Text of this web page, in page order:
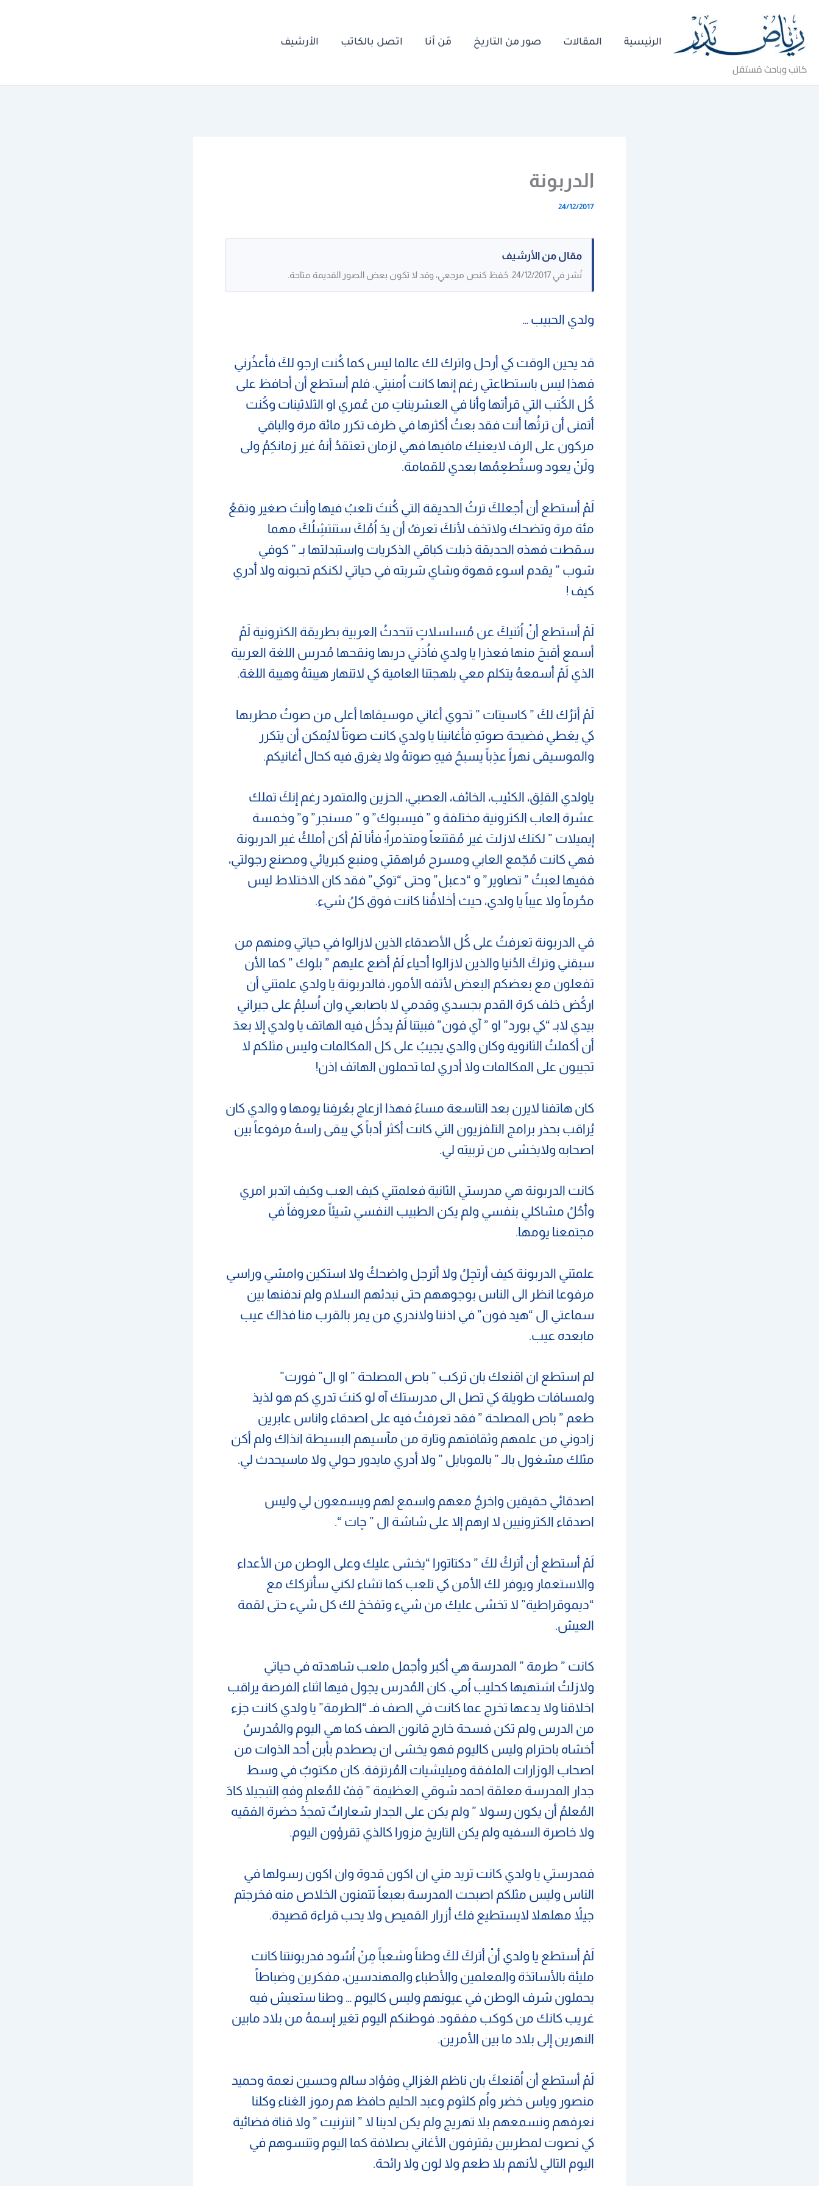
المحتوى
كاتب وباحث مُستقل
الرئيسية المقالات صور من التاريخ مَن أنا اتصل بالكاتب الأرشيف
الدربونة
24/12/2017
مقال من الأرشيف
نُشر في 24/12/2017. حُفظ كنص مرجعي، وقد لا تكون بعض الصور القديمة متاحة.
ولدي الحبيب …
قد يحين الوقت كي أرحل واترك لك عالما ليس كما كُنت ارجو لكَ فأعذُرني
فهذا ليس باستطاعتي رغم إنها كانت اُمنيتي. فلم أستطع أن أحافظ على
كُل الكُتب التي قرأتها وأنا في العشريناتِ من عُمري او الثلاثينات وكُنت
أتمنى أن ترثُها أنت فقد بعتُ أكثرها في ظرف تكرر مائة مرة والباقي
مركون على الرف لايعنيك مافيها فهي لزمان تعتقدُ أنهُ غير زمانكِمُ ولى
ولَنْ يعود وستُطعِمُها بعدي للقمامة.
لَمْ أستطع أن أجعلكَ ترثُ الحديقة التي كُنتَ تلعبُ فيها وأنتَ صغير وتقعُ
مئة مرة وتضحك ولاتخف لأنكَ تعرفُ أن يدَ اُمُكَ ستنتشِلُكَ مهما
سقطت فهذه الحديقة ذبلت كباقي الذكريات واستبدلتها بـ ” كوفي
شوب ” يقدم اسوء قهوة وشاي شربته في حياتي لكنكم تحبونه ولا أدري
كيف !
لَمْ أستطع أنْ اُثنيكَ عن مُسلسلاتٍ تتحدثُ العربية بطريقة الكترونية لَمْ
أسمع أقبحَ منها فعذرا يا ولدي فاُذني دربها ونقحها مُدرس اللغة العربية
الذي لَمْ أسمعهُ يتكلم معي بلهجتنا العامية كي لاتنهار هيبتهُ وهيبة اللغة.
لَمْ أترُك لكَ ” كاسيتات ” تحوي أغاني موسيقاها أعلى من صوتُ مطربها
كي يغطي فضيحة صوتهِ فأغانينا يا ولدي كانت صوتاً لايُمكن أن يتكرر
والموسيقى نهراً عذِباً يسبحُ فيهِ صوتهُ ولا يغرق فيه كحال أغانيكم.
ياولدي القلِق، الكئيب، الخائف، العصبي، الحزين والمتمرد رغم إنكَ تملك
عشرة العاب الكترونية مختلفة و ” فيسبوك” و ” مسنجر” و” وخمسة
إيميلات ” لكنك لازلتَ غير مُقتنعاً ومتذمراً؛ فأنا لَمْ أكن أملكُ غير الدربونة
فهي كانت مُجّمع العابي ومسرح مُراهقتي ومنبع كبريائي ومصنع رجولتي،
ففيها لعبتُ ” تصاوير” و “دعبل” وحتى “توكي” فقد كان الاختلاط ليس
محُرماً ولا عيباً يا ولدي، حيث أخلاقُنا كانت فوق كلُ شيء.
في الدربونة تعرفتُ على كُل الأصدقاء الذين لازالوا في حياتي ومنهم من
سبقني وتركَ الدُنيا والذين لازالوا أحياء لَمْ أضع عليهم ” بلوك ” كما الأن
تفعلون مع بعضكم البعض لأتفه الأمور، فالدربونة يا ولدي علمتني أن
اركُض خلف كرة القدم بجسدي وقدمي لا باصابعي وان اُسلِمُ على جيراني
بيدي لابـ “كي بورد” او ” آي فون” فبيتنا لَمْ يدخُل فيه الهاتف يا ولدي إلا بعدَ
أن أكملتُ الثانوية وكان والدي يجيبُ على كل المكالمات وليس مثلكم لا
تجيبون على المكالمات ولا أدري لما تحملون الهاتف اذن!
كان هاتفنا لايرن بعد التاسعة مساءً فهذا ازعاج بعُرفِنا يومها و والدي كان
يُراقب بحذر برامج التلفزيون التي كانت أكثر أدباً كي يبقى راسهُ مرفوعاً بين
اصحابه ولايخشى من تربيته لي.
كانت الدربونة هي مدرستي الثانية فعلمتني كيف العب وكيف اتدبر امري
وأحُلُ مشاكلي بنفسي ولم يكن الطبيب النفسي شيئاً معروفاً في
مجتمعنا يومها.
علمتني الدربونة كيف أرتجِلُ ولا أترجل واضحكُ ولا استكين وامشي وراسي
مرفوعا انظر الى الناس بوجوههم حتى نبدئهم السلام ولم ندفنها بين
سماعتي ال “هيد فون” في اذننا ولاندري من يمر بالقرب منا فذاك عيب
مابعده عيب.
لم استطع ان اقنعك بان تركب ” باص المصلحة ” او ال” فورت”
ولمسافات طويلة كي تصل الى مدرستك آه لو كنتَ تدري كم هو لذيذ
طعم ” باص المصلحة ” فقد تعرفتُ فيه على اصدقاء واناس عابرين
زادوني من علمهم وثقافتهم وتارة من مآسيهم البسيطة انذاك ولم أكن
مثلك مشغول بالـ ” بالموبايل ” ولا أدري مايدور حولي ولا ماسيحدث لي.
اصدقائي حقيقين واخرجُ معهم واسمع لهم ويسمعون لي وليس
اصدقاء الكترونيين لا ارهم إلا على شاشة ال ” چات “.
لَمْ أستطع أن أتركُ لكَ ” دكتاتورا “يخشى عليك وعلى الوطن من الأعداء
والاستعمار ويوفر لك الأمن كي تلعب كما تشاء لكني سأتركك مع
“ديموقراطية” لا تخشى عليك من شيء وتفخخ لك كل شيء حتى لقمة
العيش.
كانت ” طرمة ” المدرسة هي أكبر وأجمل ملعب شاهدته في حياتي
ولازلتُ اشتهيها كحليب اُمي. كان المُدرس يجول فيها اثناء الفرصة يراقب
اخلاقنا ولا يدعها تخرج عما كانت في الصف فـ “الطرمة” يا ولدي كانت جزء
من الدرس ولم تكن فسحة خارج قانون الصف كما هي اليوم والمُدرسُ
أخشاه باحترام وليس كاليوم فهو يخشى ان يصطدم بأبن أحد الذوات من
اصحاب الوزارات الملفقة وميليشيات المُرتزقة. كان مكتوبٌ في وسط
جدار المدرسة معلقة احمد شوقي العظيمة ” قِفْ للمُعلمِ وفهِ التبجيلا كادَ
المُعلمُ أن يكون رسولا ” ولم يكن على الجدار شعاراتٌ تمجدُ حضرة الفقيه
ولا خاصرة السفيه ولم يكن التاريخ مزورا كالذي تقرؤون اليوم.
فمدرستي يا ولدي كانت تريد مني ان اكون قدوة وان اكون رسولها في
الناس وليس مثلكم اصبحت المدرسة بعبعاً تتمنون الخلاص منه فخرجتم
جيلاً مهلهلا لايستطيع فك أزرار القميص ولا يحب قراءة قصيدة.
لَمْ أستطع يا ولدي أنْ أتركَ لكَ وطناً وشعباً مِنْ اُسُود فدربونتنا كانت
مليئة بالأساتذة والمعلمين والأطباء والمهندسين، مفكرين وضباطاً
يحملون شرف الوطن في عيونهم وليس كاليوم … وطنا ستعيش فيه
غريب كانك من كوكب مفقود. فوطنكم اليوم تغير إسمهُ من بلاد مابين
النهرين إلى بلاد ما بين الأمرين.
لَمْ أستطع أن اُقنعكَ بان ناظم الغزالي وفؤاد سالم وحسين نعمة وحميد
منصور وياس خضر واُم كلثوم وعبد الحليم حافظ هم رموز الغناء وكلنا
نعرفهم ونسمعهم بلا تهريج ولم يكن لدينا لا ” انترنيت ” ولا قناة فضائية
كي نصوت لمطربين يقترفون الأغاني بصلافة كما اليوم وتنسوهم في
اليوم التالي لأنهم بلا طعم ولا لون ولا رائحة.